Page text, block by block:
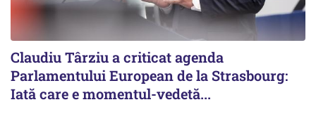
Claudiu Târziu a criticat agenda
Parlamentului European de la Strasbourg:
Iată care e momentul-vedetă...